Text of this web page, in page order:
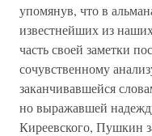
упомянув, что в
известнейших из
часть своей заметки
сочувственному
заканчивавшейся
но выражавшей
Киреевского, Пушкин